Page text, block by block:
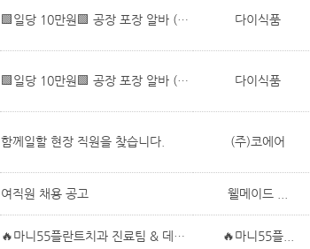
🟩일당 10만원🟩 공장 포장 알바 (통근 차량 O, 근무시간 선택) 다이식품
🟩일당 10만원🟩 공장 포장 알바 (통근 차량 O, 근무시간 선택) 다이식품
함께일할 현장 직원을 찾습니다. (주)코에어
여직원 채용 공고 웰메이드 ...
🔥마니55플란트치과 진료팀 & 데스크팀 채용🔥 🔥마니55플...